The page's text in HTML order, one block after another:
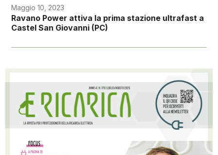
Maggio 10, 2023
Ravano Power attiva la prima stazione ultrafast a
Castel San Giovanni (PC)